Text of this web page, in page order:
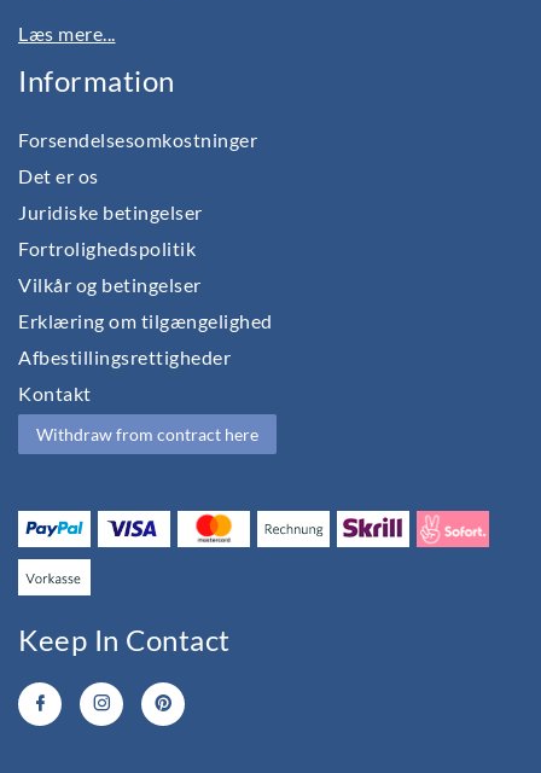
Læs mere...
Information
Forsendelsesomkostninger
Det er os
Juridiske betingelser
Fortrolighedspolitik
Vilkår og betingelser
Erklæring om tilgængelighed
Afbestillingsrettigheder
Kontakt
Withdraw from contract here
Keep In Contact